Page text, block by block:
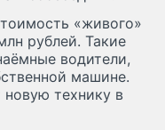
«живого»
рублей. Такие
водители,
машине.
технику в